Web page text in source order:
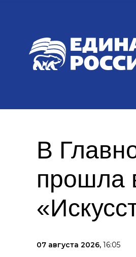
В
прошла
07 августа 2026, 16:05